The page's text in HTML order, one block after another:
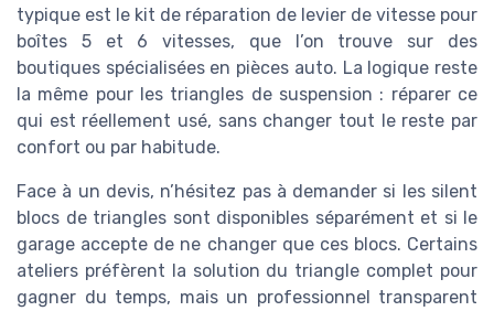
typique est le kit de réparation de levier de vitesse pour
boîtes 5 et 6 vitesses, que l’on trouve sur des
boutiques spécialisées en pièces auto. La logique reste
la même pour les triangles de suspension : réparer ce
qui est réellement usé, sans changer tout le reste par
confort ou par habitude.
Face à un devis, n’hésitez pas à demander si les silent
blocs de triangles sont disponibles séparément et si le
garage accepte de ne changer que ces blocs. Certains
ateliers préfèrent la solution du triangle complet pour
gagner du temps, mais un professionnel transparent